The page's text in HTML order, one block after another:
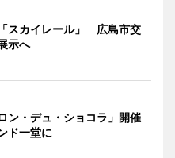
スカイレール」 広島市交
示へ
ン・デュ・ショコラ」開催
ド一堂に